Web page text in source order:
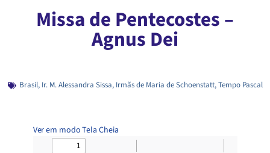
Missa de Pentecostes –
Agnus Dei
Brasil, Ir. M. Alessandra Sissa, Irmãs de Maria de Schoenstatt,Tempo Pascal
Ver em modo Tela Cheia